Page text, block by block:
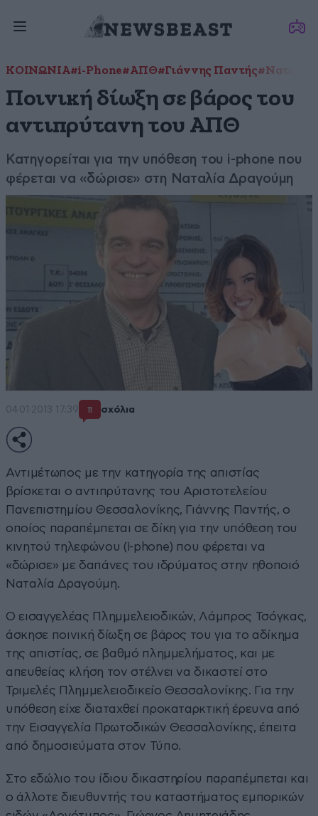
ΚΟΙΝΩΝΙΑ#i-Phone#ΑΠΘ#Γιάννης Παντής#Ναταλία
Ποινική δίωξη σε βάρος του
αντιπρύτανη του ΑΠΘ
Κατηγορείται για την υπόθεση του i-phone που
φέρεται να «δώρισε» στη Ναταλία Δραγούμη
04·01·2013 17:39 11 σχόλια
Αντιμέτωπος με την κατηγορία της απιστίας
βρίσκεται ο αντιπρύτανης του Αριστοτελείου
Πανεπιστημίου Θεσσαλονίκης, Γιάννης Παντής, ο
οποίος παραπέμπεται σε δίκη για την υπόθεση του
κινητού τηλεφώνου (i-phone) που φέρεται να
«δώρισε» με δαπάνες του ιδρύματος στην ηθοποιό
Ναταλία Δραγούμη.
Ο εισαγγελέας Πλημμελειοδικών, Λάμπρος Τσόγκας,
άσκησε ποινική δίωξη σε βάρος του για το αδίκημα
της απιστίας, σε βαθμό πλημμελήματος, και με
απευθείας κλήση τον στέλνει να δικαστεί στο
Τριμελές Πλημμελειοδικείο Θεσσαλονίκης. Για την
υπόθεση είχε διαταχθεί προκαταρκτική έρευνα από
την Εισαγγελία Πρωτοδικών Θεσσαλονίκης, έπειτα
από δημοσιεύματα στον Τύπο.
Στο εδώλιο του ίδιου δικαστηρίου παραπέμπεται και
ο άλλοτε διευθυντής του καταστήματος εμπορικών